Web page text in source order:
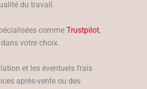
du travail.
comme Trustpilot,
votre choix.
et les éventuels frais
après-vente ou des